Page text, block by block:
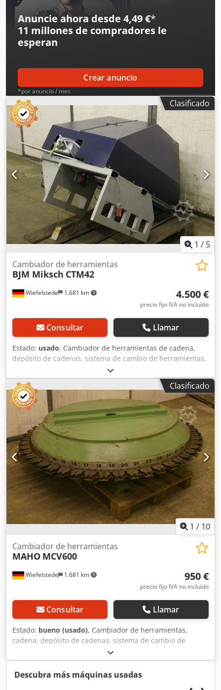
Anuncie ahora desde 4,49 €*
11 millones de compradores le
esperan
Crear anuncio
*por anuncio / mes
Clasificado
1 / 5
Wiefelstede 1.681 km
Cambiador de herramientas
BJM Miksch CTM42
4.500 €
precio fijo IVA no incluído
Consultar Llamar
Estado: usado, Cambiador de herramientas de cadena,
depósito de cadenas, sistema de cambio de herramientas,
depósito de herramientas -La pieza de repuesto proviene
de un centro de mecanizado BJM, modelo ALBZ-145. -
Sistema de cambio de herramientas -Cambiador CUT -
Cambiador RIG: RIG 06-12-P003 VX VCP -Motores de
accionamiento: MGM -Dimensiones: 1400/950/A830 mm
Cedjfcr Nbspfx Akvorf -Peso: 380 kg
Clasificado
1 / 10
Wiefelstede 1.681 km
Cambiador de herramientas
MAHO MCV600
950 €
precio fijo IVA no incluído
Consultar Llamar
Estado: bueno (usado), Cambiador de herramientas,
cadena, depósito de cadenas, sistema de cambio de
herramientas, depósito de herramientas. Cedpob A Nu Tjfx
Akvorf -Procedente de un centro de mecanizado CNC
MAHO, modelo: MC 600. -Para: un máximo de 48
herramientas. -Portaherramientas: SK40. -Dimensiones:
Descubra más máquinas usadas